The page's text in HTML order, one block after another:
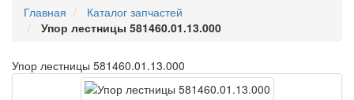
Главная
Каталог запчастей
Упор лестницы 581460.01.13.000
Упор лестницы 581460.01.13.000